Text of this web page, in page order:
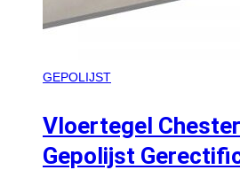
GEPOLIJST
Vloertegel
Gepolijst